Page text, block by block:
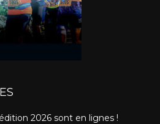
2026 sont en lignes !